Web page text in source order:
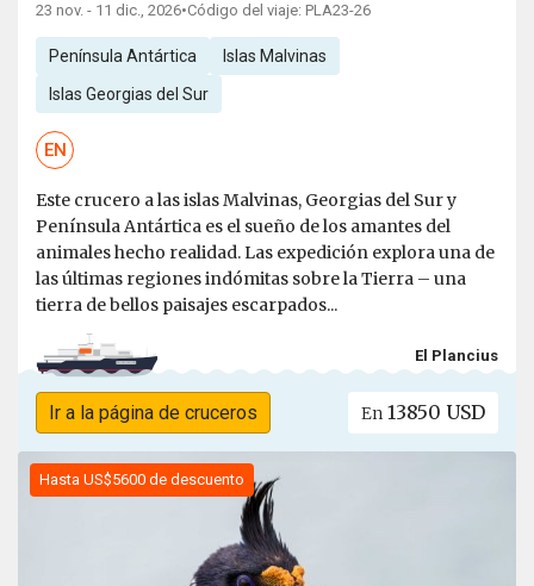
23 nov. - 11 dic., 2026•Código del viaje: PLA23-26
Península Antártica Islas Malvinas
Islas Georgias del Sur
EN
Este crucero a las islas Malvinas, Georgias del Sur y
Península Antártica es el sueño de los amantes del
animales hecho realidad. Las expedición explora una de
las últimas regiones indómitas sobre la Tierra – una
tierra de bellos paisajes escarpados...
El Plancius
Ir a la página de cruceros En 13850 USD
Hasta US$5600 de descuento